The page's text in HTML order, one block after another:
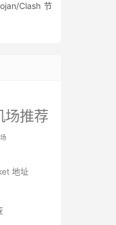
Clash 节
场推荐
地址